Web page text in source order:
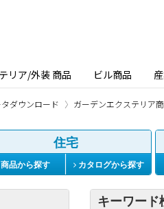
リア/外装 商品 ビル商品
タダウンロード ガーデンエクステリア
住宅
商品から探す カタログから探す
キーワード